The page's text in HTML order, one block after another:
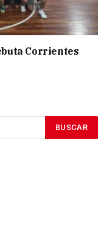
Corrientes